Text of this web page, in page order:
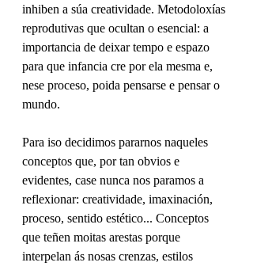
inhiben a súa creatividade. Metodoloxías
reprodutivas que ocultan o esencial: a
importancia de deixar tempo e espazo
para que infancia cre por ela mesma e,
nese proceso, poida pensarse e pensar o
mundo.
Para iso decidimos pararnos naqueles
conceptos que, por tan obvios e
evidentes, case nunca nos paramos a
reflexionar: creatividade, imaxinación,
proceso, sentido estético... Conceptos
que teñen moitas arestas porque
interpelan ás nosas crenzas, estilos